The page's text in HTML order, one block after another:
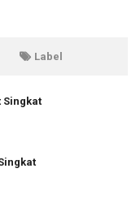
Label
Singkat